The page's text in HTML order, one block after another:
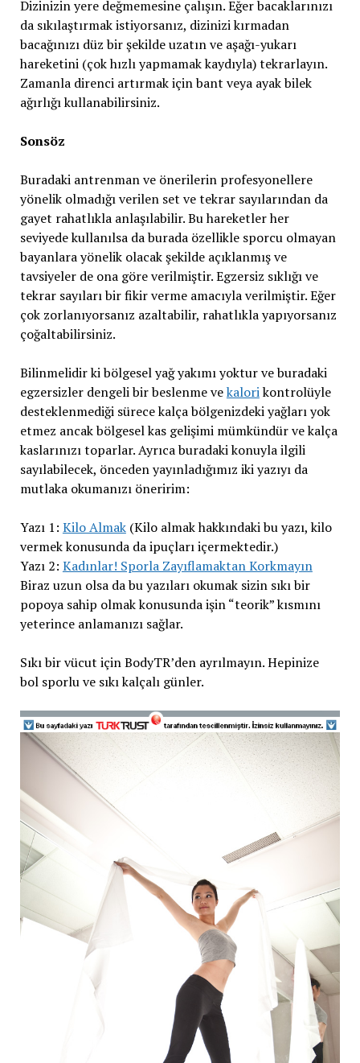
Dizinizin yere değmemesine çalışın. Eğer bacaklarınızı
da sıkılaştırmak istiyorsanız, dizinizi kırmadan
bacağınızı düz bir şekilde uzatın ve aşağı-yukarı
hareketini (çok hızlı yapmamak kaydıyla) tekrarlayın.
Zamanla direnci artırmak için bant veya ayak bilek
ağırlığı kullanabilirsiniz.
Sonsöz
Buradaki antrenman ve önerilerin profesyonellere
yönelik olmadığı verilen set ve tekrar sayılarından da
gayet rahatlıkla anlaşılabilir. Bu hareketler her
seviyede kullanılsa da burada özellikle sporcu olmayan
bayanlara yönelik olacak şekilde açıklanmış ve
tavsiyeler de ona göre verilmiştir. Egzersiz sıklığı ve
tekrar sayıları bir fikir verme amacıyla verilmiştir. Eğer
çok zorlanıyorsanız azaltabilir, rahatlıkla yapıyorsanız
çoğaltabilirsiniz.
Bilinmelidir ki bölgesel yağ yakımı yoktur ve buradaki
egzersizler dengeli bir beslenme vekalorikontrolüyle
desteklenmediği sürece kalça bölgenizdeki yağları yok
etmez ancak bölgesel kas gelişimi mümkündür ve kalça
kaslarınızı toparlar. Ayrıca buradaki konuyla ilgili
sayılabilecek, önceden yayınladığımız iki yazıyı da
mutlaka okumanızı öneririm:
Yazı 1: Kilo Almak(Kilo almak hakkındaki bu yazı, kilo
vermek konusunda da ipuçları içermektedir.)
Yazı 2: Kadınlar! Sporla Zayıflamaktan Korkmayın
Biraz uzun olsa da bu yazıları okumak sizin sıkı bir
popoya sahip olmak konusunda işin “teorik” kısmını
yeterince anlamanızı sağlar.
Sıkı bir vücut için BodyTR’den ayrılmayın. Hepinize
bol sporlu ve sıkı kalçalı günler.